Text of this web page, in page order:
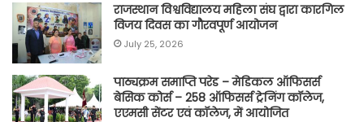
राजस्थान विश्वविद्यालय महिला संघ द्वारा कारगिल
विजय दिवस का गौरवपूर्ण आयोजन
July 25, 2026
पाठ्यक्रम समाप्ति परेड – मेडिकल ऑफिसर्स
बेसिक कोर्स – 258 ऑफिसर्स ट्रेनिंग कॉलेज,
एएमसी सेंटर एवं कॉलेज, में आयोजित